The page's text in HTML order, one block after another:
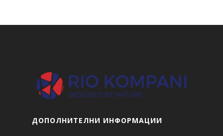
ДОПОЛНИТЕЛНИ ИНФОРМАЦИИ